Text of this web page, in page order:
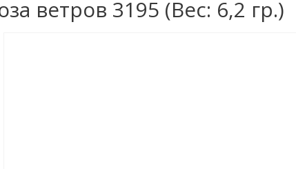
ветров 3195 (Вес: 6,2 гр.)